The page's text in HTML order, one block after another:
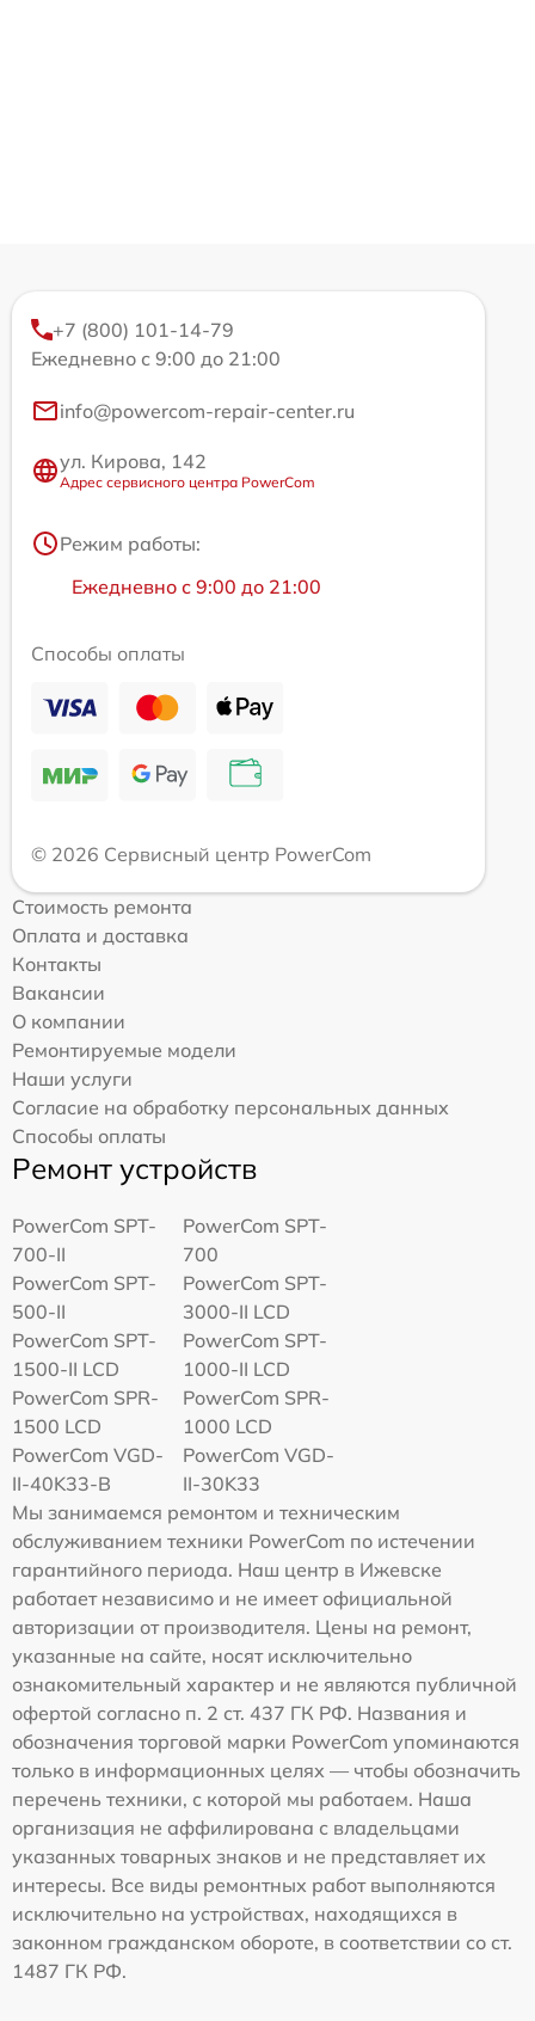
+7 (800) 101-14-79
Ежедневно с 9:00 до 21:00
info@powercom-repair-center.ru
ул. Кирова, 142
Адрес сервисного центра PowerCom
Режим работы:
Ежедневно с 9:00 до 21:00
Способы оплаты
© 2026 Сервисный центр PowerCom
Стоимость ремонта
Оплата и доставка
Контакты
Вакансии
О компании
Ремонтируемые модели
Наши услуги
Согласие на обработку персональных данных
Способы оплаты
Ремонт устройств
PowerCom SPT-
700-II
PowerCom SPT-
700
PowerCom SPT-
500-II
PowerCom SPT-
3000-II LCD
PowerCom SPT-
1500-II LCD
PowerCom SPT-
1000-II LCD
PowerCom SPR-
1500 LCD
PowerCom SPR-
1000 LCD
PowerCom VGD-
II-40K33-B
PowerCom VGD-
II-30K33
Мы занимаемся ремонтом и техническим
обслуживанием техники PowerCom по истечении
гарантийного периода. Наш центр в Ижевске
работает независимо и не имеет официальной
авторизации от производителя. Цены на ремонт,
указанные на сайте, носят исключительно
ознакомительный характер и не являются публичной
офертой согласно п. 2 ст. 437 ГК РФ. Названия и
обозначения торговой марки PowerCom упоминаются
только в информационных целях — чтобы обозначить
перечень техники, с которой мы работаем. Наша
организация не аффилирована с владельцами
указанных товарных знаков и не представляет их
интересы. Все виды ремонтных работ выполняются
исключительно на устройствах, находящихся в
законном гражданском обороте, в соответствии со ст.
1487 ГК РФ.